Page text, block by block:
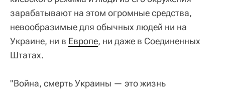
зарабатывают на этом огромные средства,
невообразимые для обычных людей ни на
Украине, ни в Европе, ни даже в Соединенных
Штатах.
"Война, смерть Украины — это жизнь